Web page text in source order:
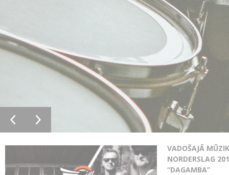
VADOŠAJĀ
NORDERSLAG
“DAGAMBA”